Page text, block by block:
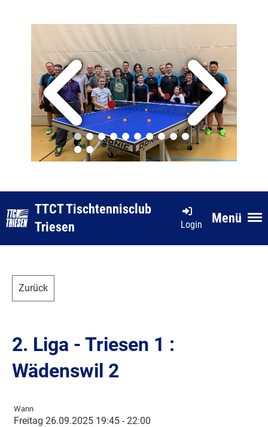
Menü
Login
TTCT Tischtennisclub
Triesen
Zurück
2. Liga - Triesen 1 :
Wädenswil 2
Wann
Freitag 26.09.2025 19:45 - 22:00